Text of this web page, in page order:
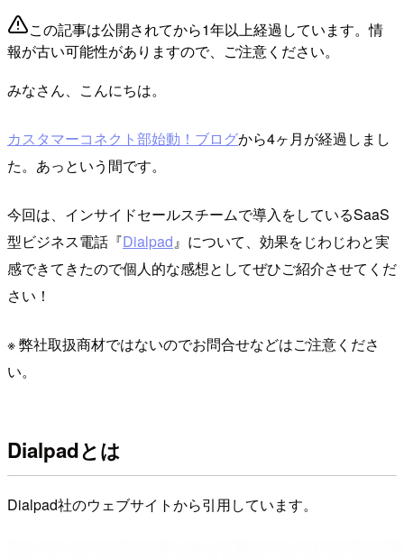
この記事は公開されてから1年以上経過しています。情
報が古い可能性がありますので、ご注意ください。
みなさん、こんにちは。
カスタマーコネクト部始動！ブログから4ヶ月が経過しまし
た。あっという間です。
今回は、インサイドセールスチームで導入をしているSaaS
型ビジネス電話『Dialpad 』について、効果をじわじわと実
感できてきたので個人的な感想としてぜひご紹介させてくだ
さい！
※ 弊社取扱商材ではないのでお問合せなどはご注意くださ
い。
Dialpadとは
Dialpad社のウェブサイトから引用しています。